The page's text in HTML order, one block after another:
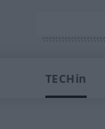
TECHin